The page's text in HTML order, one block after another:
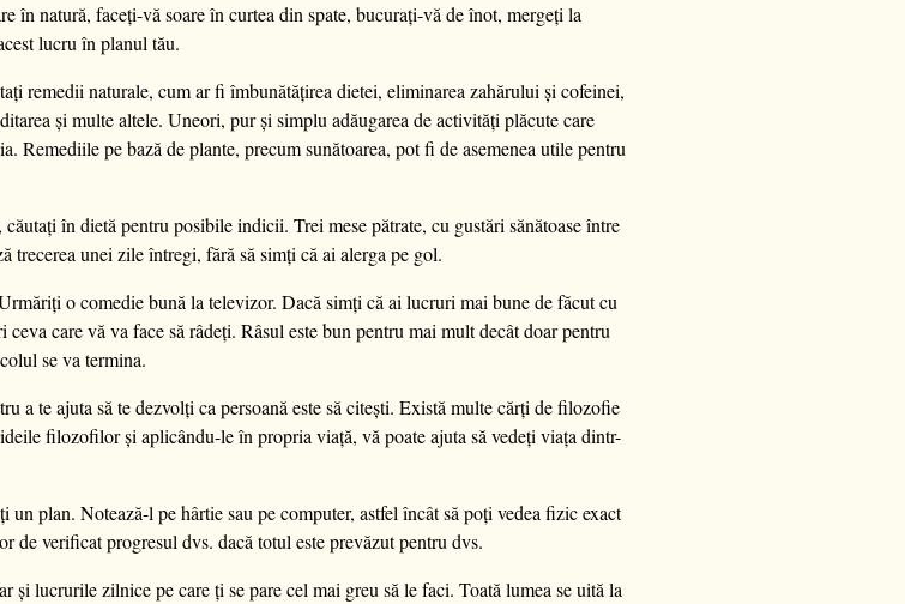
în natură, faceți-vă soare în curtea din spate, bucurați-vă de înot, mergeți la
lucru în planul tău.
remedii naturale, cum ar fi îmbunătățirea dietei, eliminarea zahărului și cofeinei,
și multe altele. Uneori, pur și simplu adăugarea de activități plăcute care
Remediile pe bază de plante, precum sunătoarea, pot fi de asemenea utile pentru
în dietă pentru posibile indicii. Trei mese pătrate, cu gustări sănătoase între
trecerea unei zile întregi, fără să simți că ai alerga pe gol.
o comedie bună la televizor. Dacă simți că ai lucruri mai bune de făcut cu
care vă va face să râdeți. Râsul este bun pentru mai mult decât doar pentru
se va termina.
a te ajuta să te dezvolți ca persoană este să citești. Există multe cărți de filozofie
filozofilor și aplicându-le în propria viață, vă poate ajuta să vedeți viața dintr-
plan. Notează-l pe hârtie sau pe computer, astfel încât să poți vedea fizic exact
de verificat progresul dvs. dacă totul este prevăzut pentru dvs.
și lucrurile zilnice pe care ți se pare cel mai greu să le faci. Toată lumea se uită la